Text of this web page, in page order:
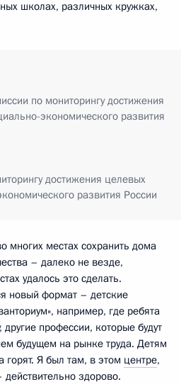
школах, различных кружках,
по мониторингу достижения
экономического развития
достижения целевых
развития России
многих местах сохранить дома
– далеко не везде,
удалось это сделать.
новый формат – детские
например, где ребята
другие профессии, которые будут
будущем на рынке труда. Детям
горят. Я был там, в этом центре,
здорово.